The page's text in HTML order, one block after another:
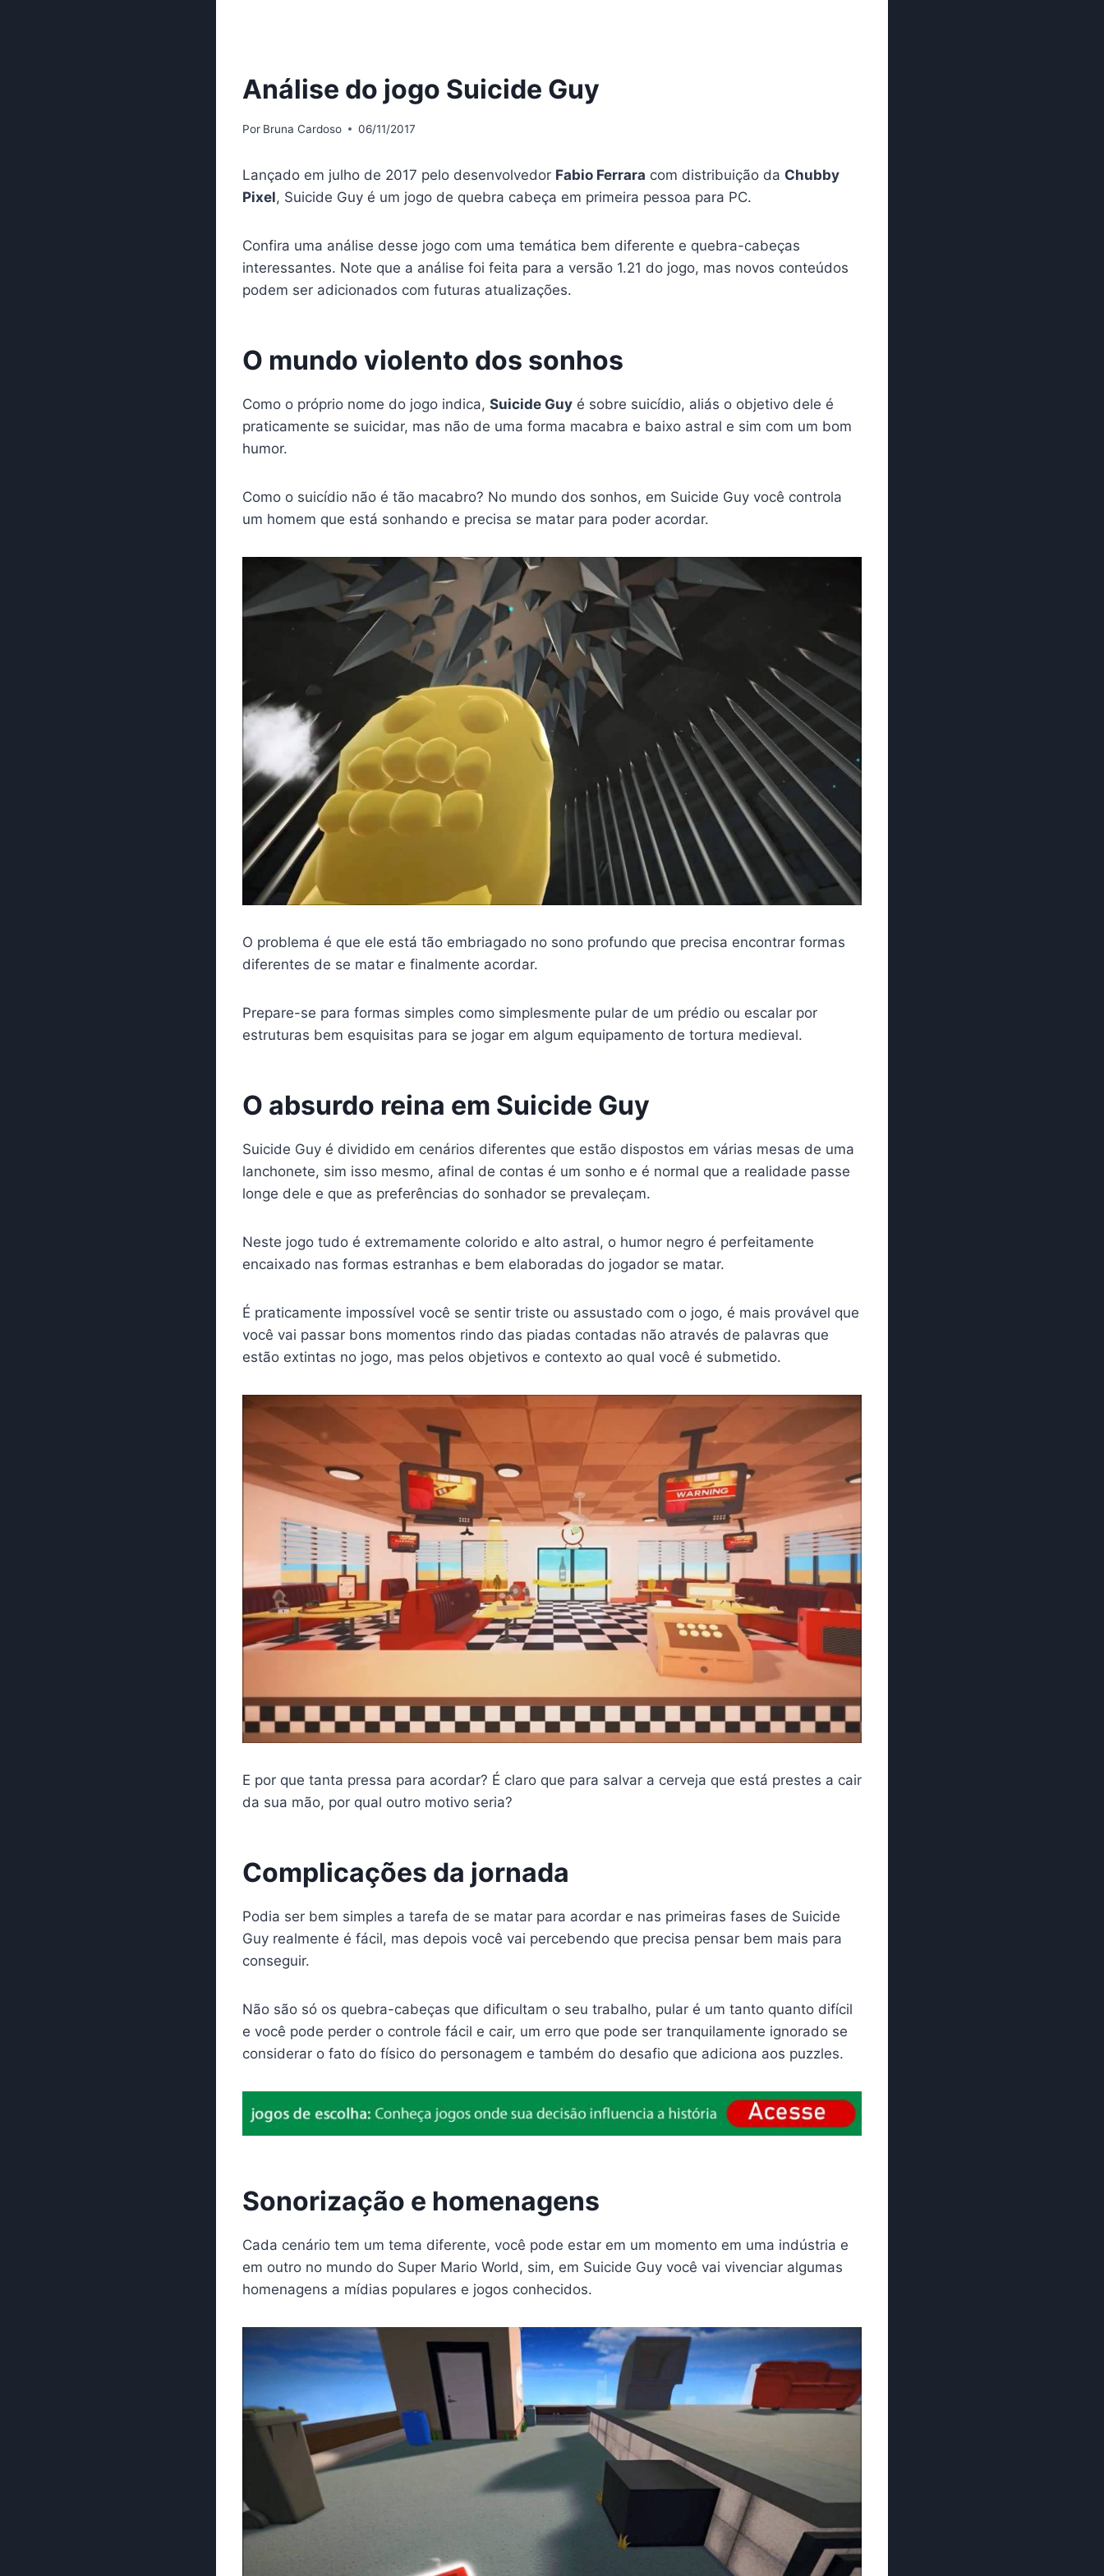
Análise do jogo Suicide Guy
Por Bruna Cardoso 06/11/2017
Lançado em julho de 2017 pelo desenvolvedor Fabio Ferrara com distribuição da Chubby
Pixel, Suicide Guy é um jogo de quebra cabeça em primeira pessoa para PC.
Confira uma análise desse jogo com uma temática bem diferente e quebra-cabeças
interessantes. Note que a análise foi feita para a versão 1.21 do jogo, mas novos conteúdos
podem ser adicionados com futuras atualizações.
O mundo violento dos sonhos
Como o próprio nome do jogo indica, Suicide Guyé sobre suicídio, aliás o objetivo dele é
praticamente se suicidar, mas não de uma forma macabra e baixo astral e sim com um bom
humor.
Como o suicídio não é tão macabro? No mundo dos sonhos, em Suicide Guy você controla
um homem que está sonhando e precisa se matar para poder acordar.
O problema é que ele está tão embriagado no sono profundo que precisa encontrar formas
diferentes de se matar e finalmente acordar.
Prepare-se para formas simples como simplesmente pular de um prédio ou escalar por
estruturas bem esquisitas para se jogar em algum equipamento de tortura medieval.
O absurdo reina em Suicide Guy
Suicide Guy é dividido em cenários diferentes que estão dispostos em várias mesas de uma
lanchonete, sim isso mesmo, afinal de contas é um sonho e é normal que a realidade passe
longe dele e que as preferências do sonhador se prevaleçam.
Neste jogo tudo é extremamente colorido e alto astral, o humor negro é perfeitamente
encaixado nas formas estranhas e bem elaboradas do jogador se matar.
É praticamente impossível você se sentir triste ou assustado com o jogo, é mais provável que
você vai passar bons momentos rindo das piadas contadas não através de palavras que
estão extintas no jogo, mas pelos objetivos e contexto ao qual você é submetido.
E por que tanta pressa para acordar? É claro que para salvar a cerveja que está prestes a cair
da sua mão, por qual outro motivo seria?
Complicações da jornada
Podia ser bem simples a tarefa de se matar para acordar e nas primeiras fases de Suicide
Guy realmente é fácil, mas depois você vai percebendo que precisa pensar bem mais para
conseguir.
Não são só os quebra-cabeças que dificultam o seu trabalho, pular é um tanto quanto difícil
e você pode perder o controle fácil e cair, um erro que pode ser tranquilamente ignorado se
considerar o fato do físico do personagem e também do desafio que adiciona aos puzzles.
Sonorização e homenagens
Cada cenário tem um tema diferente, você pode estar em um momento em uma indústria e
em outro no mundo do Super Mario World, sim, em Suicide Guy você vai vivenciar algumas
homenagens a mídias populares e jogos conhecidos.